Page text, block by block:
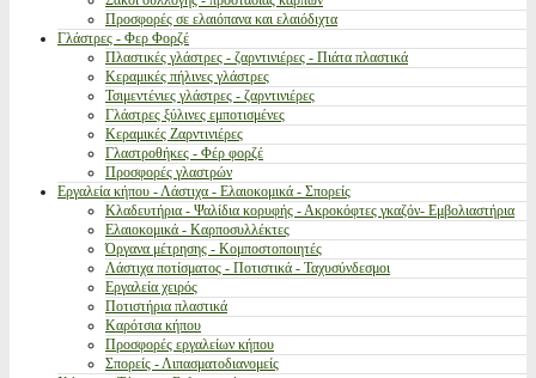
Προσφορές σε ελαιόπανα και ελαιόδιχτα
Γλάστρες - Φερ Φορζέ
Πλαστικές γλάστρες - ζαρντινιέρες - Πιάτα πλαστικά
Κεραμικές πήλινες γλάστρες
Τσιμεντένιες γλάστρες - ζαρντινιέρες
Γλάστρες ξύλινες εμποτισμένες
Κεραμικές Ζαρντινιέρες
Γλαστροθήκες - Φέρ φορζέ
Προσφορές γλαστρών
Εργαλεία κήπου - Λάστιχα - Ελαιοκομικά - Σπορείς
Κλαδευτήρια - Ψαλίδια κορυφής - Ακροκόφτες γκαζόν- Εμβολιαστήρια
Ελαιοκομικά - Καρποσυλλέκτες
Όργανα μέτρησης - Κομποστοποιητές
Λάστιχα ποτίσματος - Ποτιστικά - Ταχυσύνδεσμοι
Εργαλεία χειρός
Ποτιστήρια πλαστικά
Καρότσια κήπου
Προσφορές εργαλείων κήπου
Σπορείς - Λιπασματοδιανομείς